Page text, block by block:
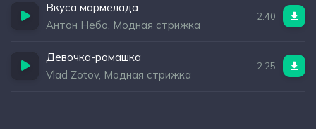
Вкуса мармелада
Антон Небо, Модная стрижка
2:40
Девочка-ромашка
Vlad Zotov, Модная стрижка
2:25